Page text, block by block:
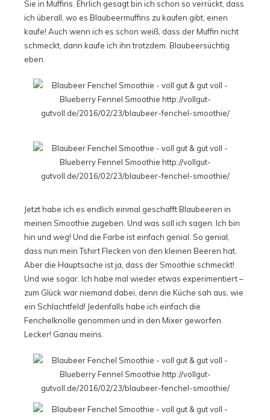
Sie in Muffins. Ehrlich gesagt bin ich schon so verrückt, dass
ich überall, wo es Blaubeermuffins zu kaufen gibt, einen
kaufe! Auch wenn ich es schon weiß, dass der Muffin nicht
schmeckt, dann kaufe ich ihn trotzdem. Blaubeersüchtig
eben.
Jetzt habe ich es endlich einmal geschafft Blaubeeren in
meinen Smoothie zugeben. Und was soll ich sagen. Ich bin
hin und weg! Und die Farbe ist einfach genial. So genial,
dass nun mein Tshirt Flecken von den kleinen Beeren hat.
Aber die Hauptsache ist ja, dass der Smoothie schmeckt!
Und wie sogar. Ich habe mal wieder etwas experimentiert –
zum Glück war niemand dabei, denn die Küche sah aus, wie
ein Schlachtfeld! Jedenfalls habe ich einfach die
Fenchelknolle genommen und in den Mixer geworfen.
Lecker! Ganau meins.